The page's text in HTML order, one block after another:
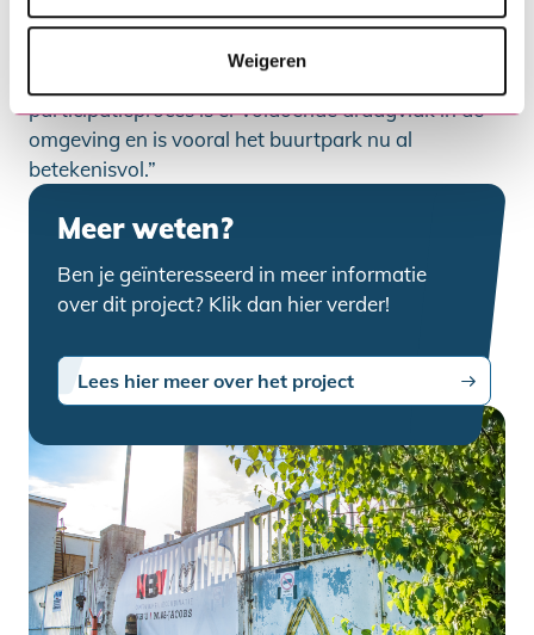
Weigeren
voor de gehele omgeving, hebben ook een positieve
impact op de woon- en leefkwaliteit van
omliggende wijken. Dankzij het uitgebreide
participatieproces is er voldoende draagvlak in de
omgeving en is vooral het buurtpark nu al
betekenisvol.”
Meer weten?
Ben je geïnteresseerd in meer informatie
over dit project? Klik dan hier verder!
Lees hier meer over het project